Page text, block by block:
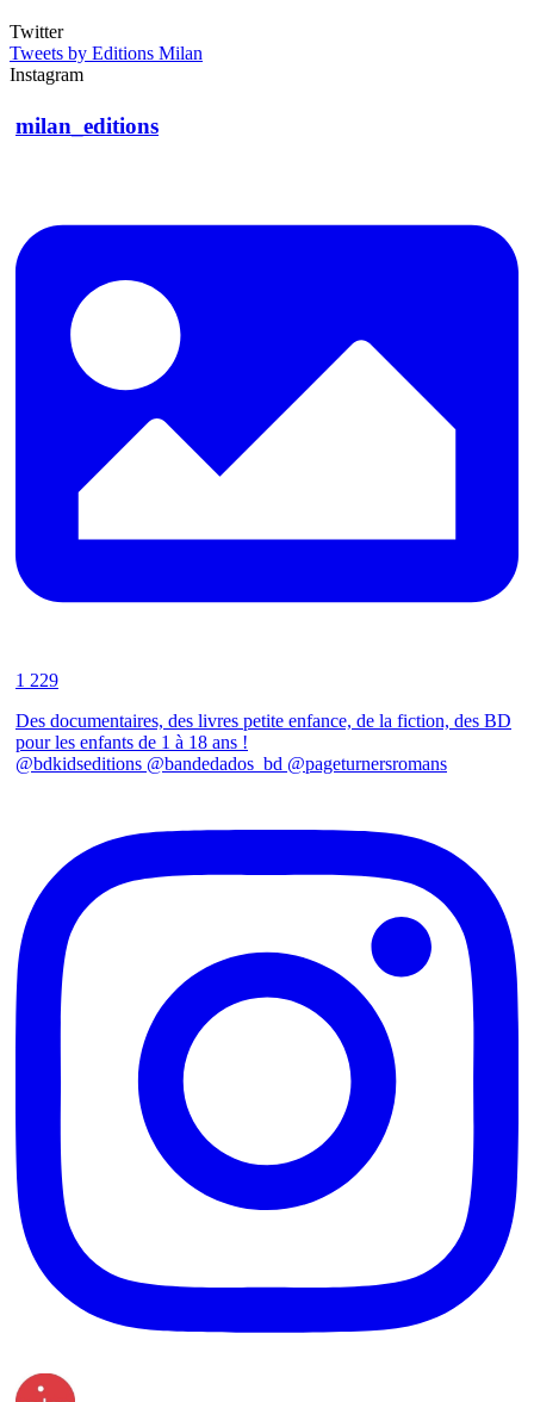
Twitter
Tweets by Editions Milan
Instagram
milan_editions
1 229
Des documentaires, des livres petite enfance, de la fiction, des BD
pour les enfants de 1 à 18 ans !
@bdkidseditions @bandedados_bd @pageturnersromans